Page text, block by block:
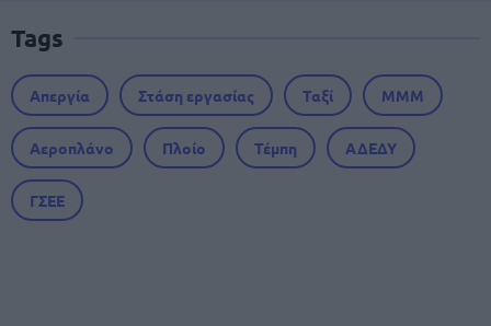
Tags
Απεργία Στάση εργασίας Ταξί ΜΜΜ
Αεροπλάνο Πλοίο Τέμπη ΑΔΕΔΥ
ΓΣΕΕ